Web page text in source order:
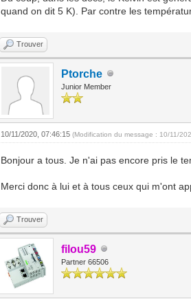
quand on dit 5 K). Par contre les
Trouver
Ptorche
Junior Member
10/11/2020, 07:46:15(Modification du message : 10/11/
Bonjour a tous. Je n'ai pas encore pris le
Merci donc à lui et à tous ceux qui m'ont
Trouver
filou59
Partner 66506